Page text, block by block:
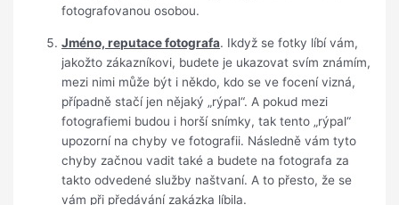
fotografovanou osobou.
Jméno, reputace fotografa. Ikdyž se fotky líbí vám,
jakožto zákazníkovi, budete je ukazovat svím známím,
mezi nimi může být i někdo, kdo se ve focení vizná,
případně stačí jen nějaký „rýpal“. A pokud mezi
fotografiemi budou i horší snímky, tak tento „rýpal“
upozorní na chyby ve fotografii. Následně vám tyto
chyby začnou vadit také a budete na fotografa za
takto odvedené služby naštvaní. A to přesto, že se
vám při předávání zakázka líbila.